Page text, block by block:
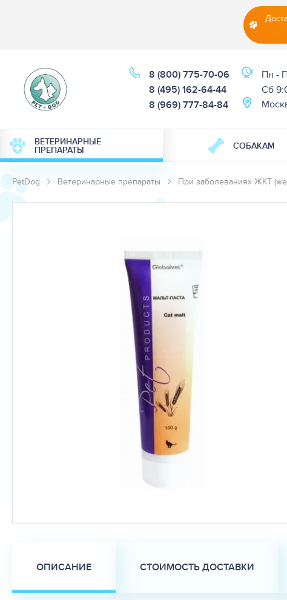
8 (800) 775-70-06
8 (495) 162-64-44
8 (969) 777-84-84
Пн -
Cб
ВЕТЕРИНАРНЫЕ
ПРЕПАРАТЫ СОБАКАМ
PetDog Ветеринарные препараты При заболеваниях ЖКТ
ОПИСАНИЕ СТОИМОСТЬ ДОСТАВКИ